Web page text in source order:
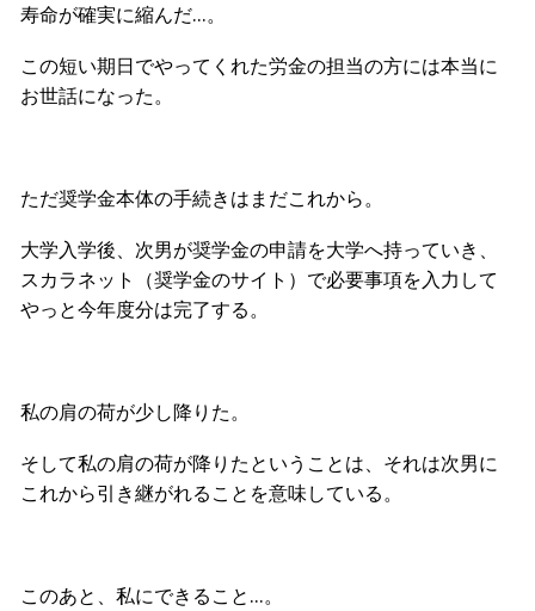
寿命が確実に縮んだ…。
この短い期日でやってくれた労金の担当の方には本当に
お世話になった。
ただ奨学金本体の手続きはまだこれから。
大学入学後、次男が奨学金の申請を大学へ持っていき、
スカラネット（奨学金のサイト）で必要事項を入力して
やっと今年度分は完了する。
私の肩の荷が少し降りた。
そして私の肩の荷が降りたということは、それは次男に
これから引き継がれることを意味している。
このあと、私にできること…。